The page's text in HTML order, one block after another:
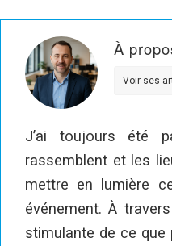
À
Voir ses
J’ai toujours été
rassemblent et les
mettre en lumière
événement. À
stimulante de ce